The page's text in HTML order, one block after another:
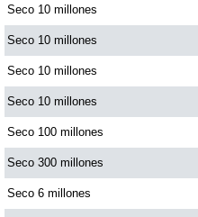
Pick 3 Noche
Pick 4 Día
Pick 4 Noche
Pijao de Oro
Seco 10 millones
Seco 10 millones
Seco 10 millones
Seco 10 millones
Seco 100 millones
Seco 300 millones
Seco 6 millones